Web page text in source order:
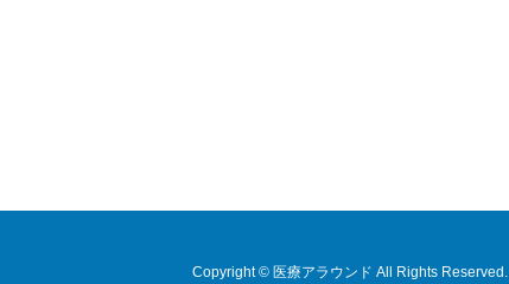
Copyright © 医療アラウンド All Rights Reserved.